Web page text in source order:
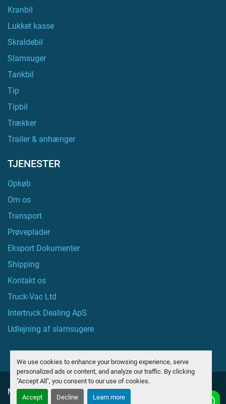
We use cookies to enhance your browsing experience, serve
personalized ads or content, and analyze our traffic. By clicking
"Accept All", you consent to our use of cookies.
Accept Decline Learn more
Kranbil
Lukket kasse
Skraldebil
Slamsuger
Tankbil
Tip
Tipbil
Trækker
Trailer & anhænger
TJENESTER
Opkøb
Om os
Transport
Prøveplader
Eksport Dokumenter
Shipping
Kontakt os
Truck-Vac Ltd
Intertruck Dealing ApS
Udlejning af slamsugere
Manage Cookies